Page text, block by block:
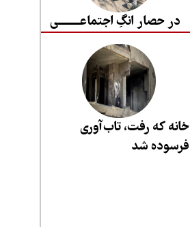
در حصار انگِ اجتماعــــــــی
خانه که رفت، تاب‌آوری
فرسوده شد